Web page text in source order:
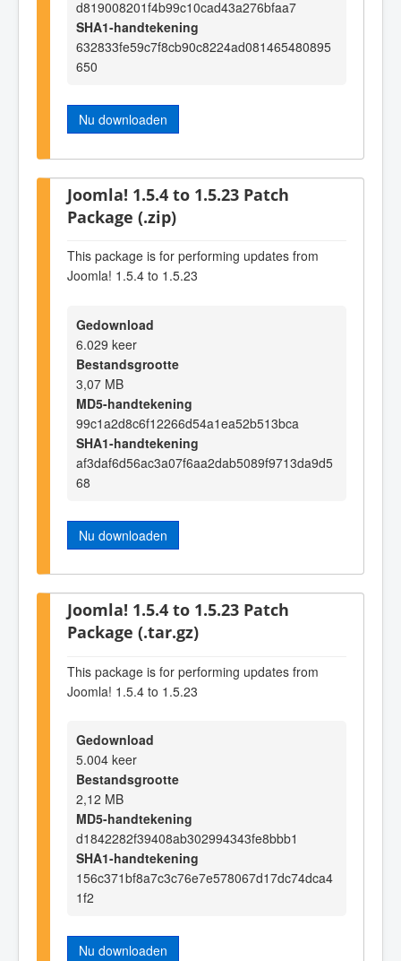
d819008201f4b99c10cad43a276bfaa7
SHA1-handtekening
632833fe59c7f8cb90c8224ad081465480895
650
Nu downloaden
Joomla! 1.5.4 to 1.5.23 Patch
Package (.zip)
This package is for performing updates from
Joomla! 1.5.4 to 1.5.23
Gedownload
6.029 keer
Bestandsgrootte
3,07 MB
MD5-handtekening
99c1a2d8c6f12266d54a1ea52b513bca
SHA1-handtekening
af3daf6d56ac3a07f6aa2dab5089f9713da9d5
68
Nu downloaden
Joomla! 1.5.4 to 1.5.23 Patch
Package (.tar.gz)
This package is for performing updates from
Joomla! 1.5.4 to 1.5.23
Gedownload
5.004 keer
Bestandsgrootte
2,12 MB
MD5-handtekening
d1842282f39408ab302994343fe8bbb1
SHA1-handtekening
156c371bf8a7c3c76e7e578067d17dc74dca4
1f2
Nu downloaden